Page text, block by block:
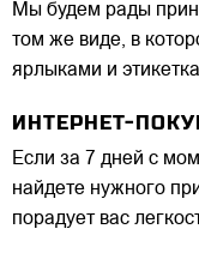
Мы будем рады
том же виде, в
ярлыками и
ИНТЕРНЕТ-
Если за 7 дней с
найдете нужного
порадует вас